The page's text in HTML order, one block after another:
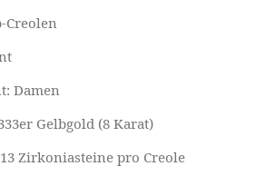
Creolen
Damen
Gelbgold (8 Karat)
13 Zirkoniasteine pro Creole